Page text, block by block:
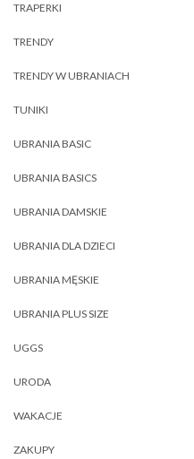
TRAPERKI
TRENDY
TRENDY W UBRANIACH
TUNIKI
UBRANIA BASIC
UBRANIA BASICS
UBRANIA DAMSKIE
UBRANIA DLA DZIECI
UBRANIA MĘSKIE
UBRANIA PLUS SIZE
UGGS
URODA
WAKACJE
ZAKUPY